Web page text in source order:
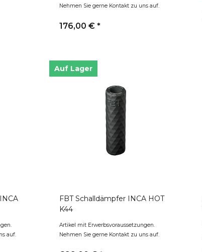
Nehmen Sie gerne Kontakt zu uns auf.
176,00 € *
auf.
Auf Lager
FBT Schalldämpfer INCA HOT
K44
Artikel mit Erwerbsvoraussetzungen.
Nehmen Sie gerne Kontakt zu uns auf.